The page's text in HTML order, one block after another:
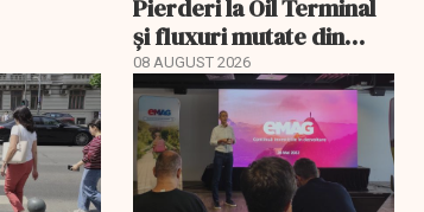
Pierderi la Oil Terminal
și fluxuri mutate din
Portul Constanța
08 AUGUST 2026